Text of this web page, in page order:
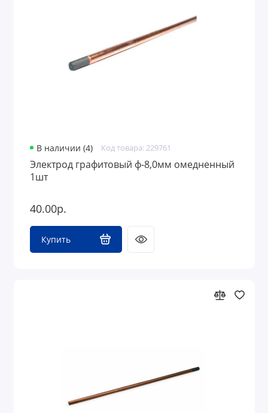
В наличии (4) Код товара: 229761
Электрод графитовый ф-8,0мм омедненный
1шт
40.00р.
Купить